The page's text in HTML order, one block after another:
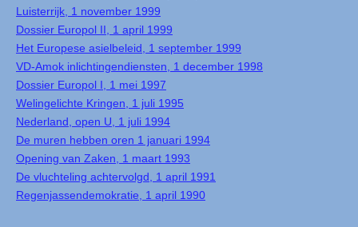
Luisterrijk, 1 november 1999
Dossier Europol II, 1 april 1999
Het Europese asielbeleid, 1 september 1999
VD-Amok inlichtingendiensten, 1 december 1998
Dossier Europol I, 1 mei 1997
Welingelichte Kringen, 1 juli 1995
Nederland, open U, 1 juli 1994
De muren hebben oren 1 januari 1994
Opening van Zaken, 1 maart 1993
De vluchteling achtervolgd, 1 april 1991
Regenjassendemokratie, 1 april 1990